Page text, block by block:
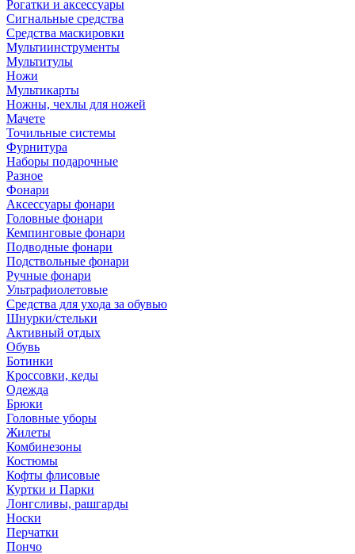
Рогатки и аксессуары
Сигнальные средства
Средства маскировки
Мультиинструменты
Мультитулы
Ножи
Мультикарты
Ножны, чехлы для ножей
Мачете
Точильные системы
Фурнитура
Наборы подарочные
Разное
Фонари
Аксессуары фонари
Головные фонари
Кемпинговые фонари
Подводные фонари
Подствольные фонари
Ручные фонари
Ультрафиолетовые
Средства для ухода за обувью
Шнурки/стельки
Активный отдых
Обувь
Ботинки
Кроссовки, кеды
Одежда
Брюки
Головные уборы
Жилеты
Комбинезоны
Костюмы
Кофты флисовые
Куртки и Парки
Лонгсливы, рашгарды
Носки
Перчатки
Пончо